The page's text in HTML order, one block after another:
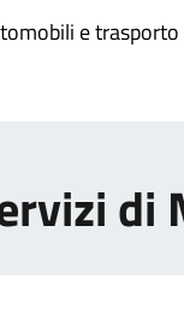
e trasporto
di